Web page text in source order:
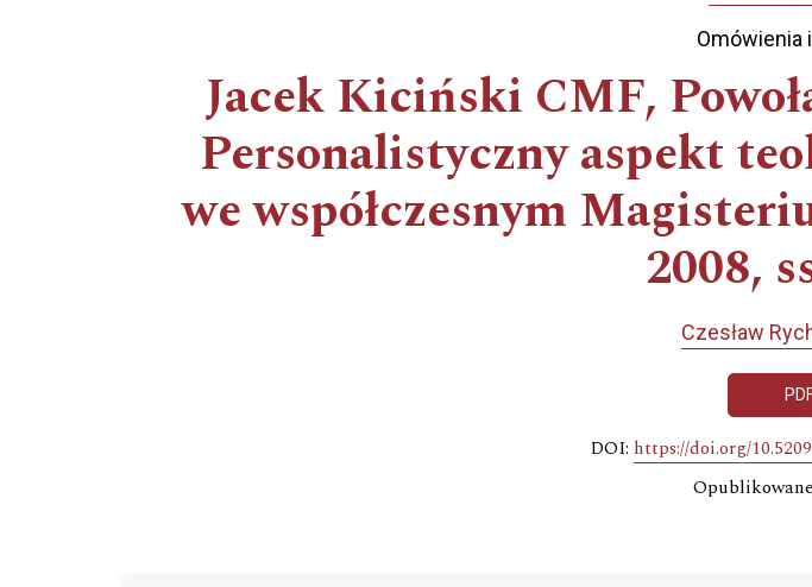
Omówienia
Jacek Kiciński CMF,
Personalistyczny aspekt
we współczesnym
2008,
Czesław
DOI: https://doi.org/